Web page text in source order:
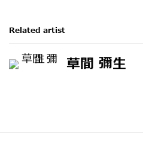
Related artist
草間 彌生